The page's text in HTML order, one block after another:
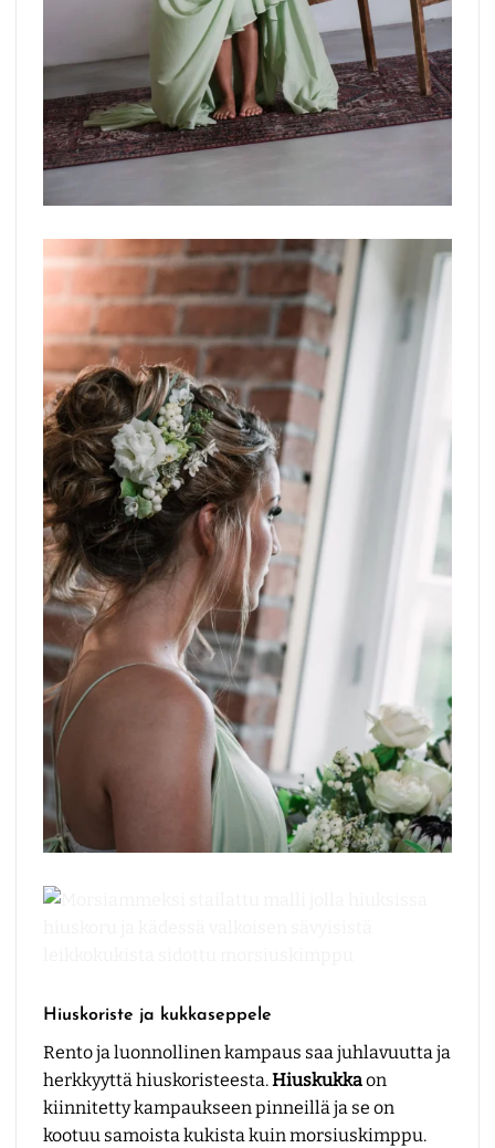
Hiuskoriste ja kukkaseppele
Rento ja luonnollinen kampaus saa juhlavuutta ja
herkkyyttä hiuskoristeesta.Hiuskukkaon
kiinnitetty kampaukseen pinneillä ja se on
kootuu samoista kukista kuin morsiuskimppu.